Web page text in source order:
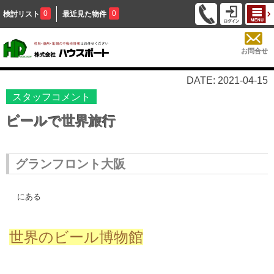
検討リスト 0 最近見た物件 0
お問合せ
DATE: 2021-04-15
スタッフコメント
ビールで世界旅行
グランフロント大阪
にある
世界のビール博物館